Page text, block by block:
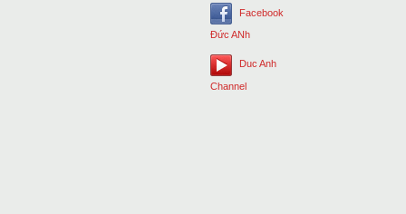
Facebook
Đức ANh
Duc Anh
Channel